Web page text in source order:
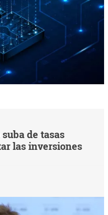
de tasas
las inversiones